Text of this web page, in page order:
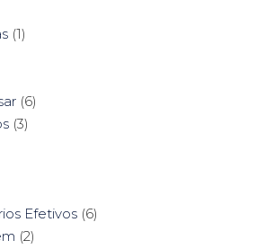
(1)
(6)
(3)
Efetivos (6)
(2)